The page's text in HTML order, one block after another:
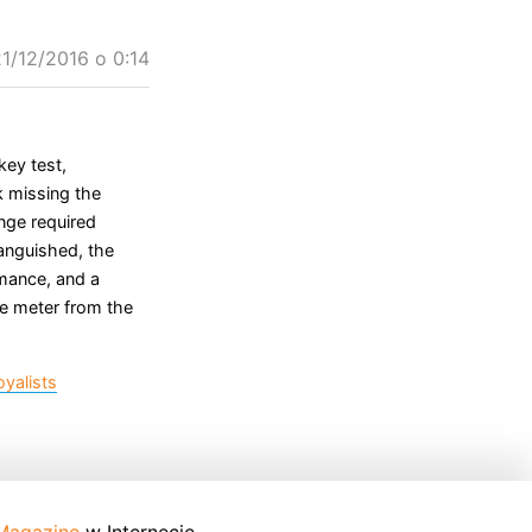
12/2016 o 0:14
test,
missing the
required
the
and a
meter from the